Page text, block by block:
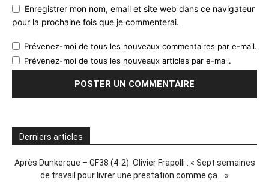
Enregistrer mon nom, email et site web dans ce navigateur
pour la prochaine fois que je commenterai.
Prévenez-moi de tous les nouveaux commentaires par e-mail.
Prévenez-moi de tous les nouveaux articles par e-mail.
Derniers articles
Après Dunkerque – GF38 (4-2). Olivier Frapolli : « Sept semaines
de travail pour livrer une prestation comme ça… »